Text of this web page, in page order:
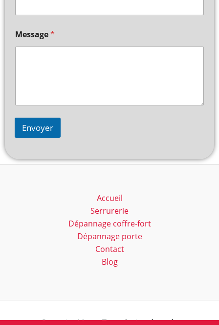
Message*
Envoyer
Accueil
Serrurerie
Dépannage coffre-fort
Dépannage porte
Contact
Blog
Serrurier Marc - Tous droits réservés